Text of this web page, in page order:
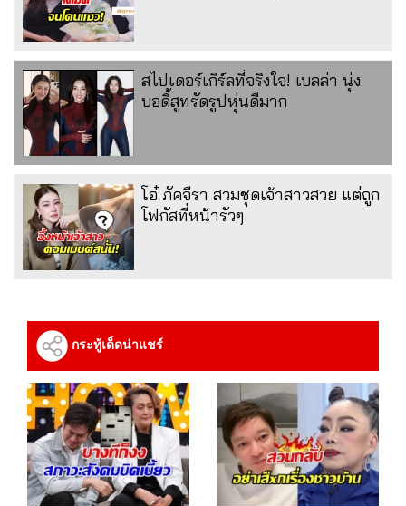
สไปเดอร์เกิร์ลที่จริงใจ! เบลล่า นุ่ง
บอดี้สูทรัดรูปหุ่นดีมาก
โอ๋ ภัคจีรา สวมชุดเจ้าสาวสวย แต่ถูก
โฟกัสที่หน้ารัวๆ
กระทู้เด็ดน่าแชร์